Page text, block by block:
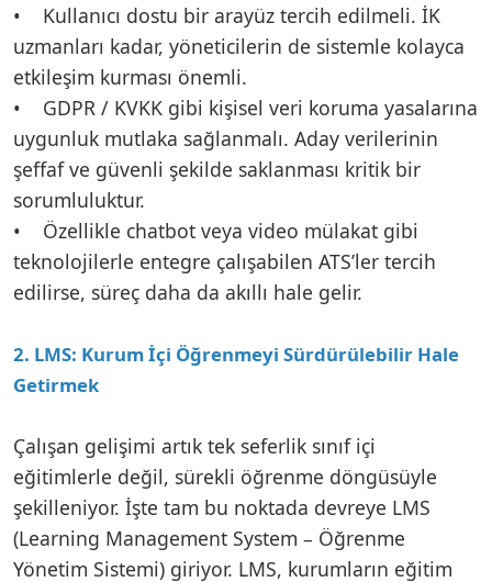
• Kullanıcı dostu bir arayüz tercih edilmeli. İK
uzmanları kadar, yöneticilerin de sistemle kolayca
etkileşim kurması önemli.
• GDPR / KVKK gibi kişisel veri koruma yasalarına
uygunluk mutlaka sağlanmalı. Aday verilerinin
şeffaf ve güvenli şekilde saklanması kritik bir
sorumluluktur.
• Özellikle chatbot veya video mülakat gibi
teknolojilerle entegre çalışabilen ATS’ler tercih
edilirse, süreç daha da akıllı hale gelir.
2. LMS: Kurum İçi Öğrenmeyi Sürdürülebilir Hale
Getirmek
Çalışan gelişimi artık tek seferlik sınıf içi
eğitimlerle değil, sürekli öğrenme döngüsüyle
şekilleniyor. İşte tam bu noktada devreye LMS
(Learning Management System – Öğrenme
Yönetim Sistemi) giriyor. LMS, kurumların eğitim